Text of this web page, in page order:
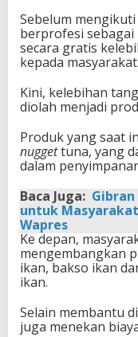
Sebelum
berprofesi sebagai
secara gratis
kepada masyarakat.
Kini, kelebihan
diolah menjadi
Produk yang saat
nuggettuna, yang
dalam
Baca Juga:
untuk
Wapres
Ke depan,
mengembangkan
ikan, bakso ikan
ikan.
Selain membantu
juga menekan